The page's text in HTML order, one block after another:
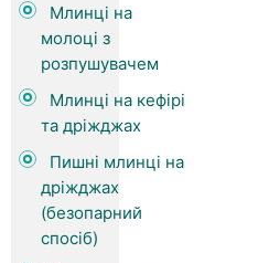
Млинці на
молоці з
розпушувачем
Млинці на кефірі
та дріжджах
Пишні млинці на
дріжджах
(безопарний
спосіб)